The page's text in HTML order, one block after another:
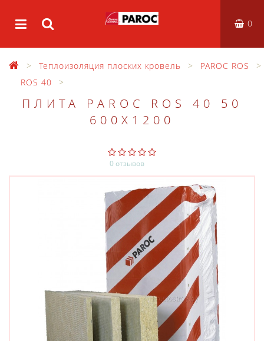
0
Теплоизоляция плоских кровель
PAROC ROS
ROS 40
ПЛИТА PAROC ROS 40 50
600X1200
0 отзывов